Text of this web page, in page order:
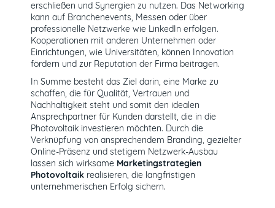
erschließen und Synergien zu nutzen. Das Networking
kann auf Branchenevents, Messen oder über
professionelle Netzwerke wie LinkedIn erfolgen.
Kooperationen mit anderen Unternehmen oder
Einrichtungen, wie Universitäten, können Innovation
fördern und zur Reputation der Firma beitragen.
In Summe besteht das Ziel darin, eine Marke zu
schaffen, die für Qualität, Vertrauen und
Nachhaltigkeit steht und somit den idealen
Ansprechpartner für Kunden darstellt, die in die
Photovoltaik investieren möchten. Durch die
Verknüpfung von ansprechendem Branding, gezielter
Online-Präsenz und stetigem Netzwerk-Ausbau
lassen sich wirksame Marketingstrategien
Photovoltaik realisieren, die langfristigen
unternehmerischen Erfolg sichern.